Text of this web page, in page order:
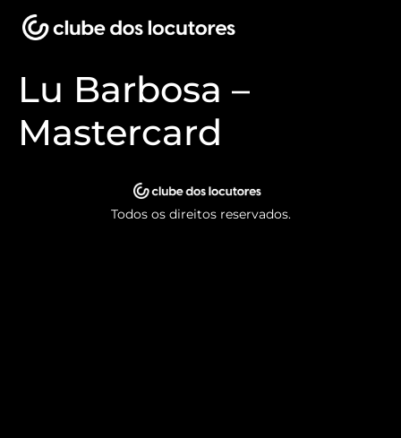
Lu Barbosa –
Mastercard
Todos os direitos reservados.